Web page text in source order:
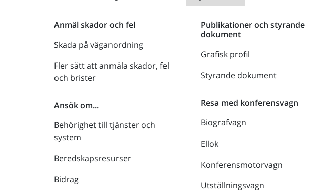
Anmäl skador och fel
Skada på väganordning
Fler sätt att anmäla skador, fel
och brister
Ansök om...
Behörighet till tjänster och
system
Beredskapsresurser
Bidrag
Publikationer och styrande
dokument
Grafisk profil
Styrande dokument
Resa med konferensvagn
Biografvagn
Ellok
Konferensmotorvagn
Utställningsvagn